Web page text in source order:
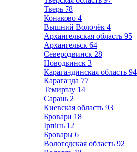
Тверь 78
Конаково 4
Вышний Волочёк 4
Архангельская область 95
Архангельск 64
Северодвинск 28
Новодвинск 3
Карагандинская область 94
Караганда 77
Темиртау 14
Сарань 2
Киевская область 93
Бровари 18
Ірпінь 12
Бровары 6
Вологодская область 92